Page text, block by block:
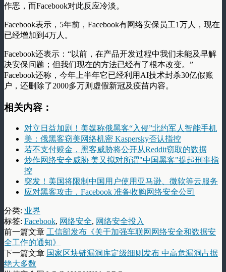
作恶，而Facebook对此反应冷淡。
Facebook表示，5年前，Facebook有网络安保员工1万人，现在
已经增加到4万人。
Facebook还表示：“以前，在产品开发过程中我们未能及早解
决安保问题；但我们现在的方法已经有了根本改变。”
Facebook还称，今年上半年它已经利用AI技术封杀30亿假账
户，还删除了2000多万则虚假新冠及疫苗内容。
相关内容：
对立日益加剧！美媒称俄黑客“入侵”北约军人智能手机
美：俄黑客窃美网络机密 Kaspersky否认指控
若不支付赎金，黑客威胁将公开从Reddit窃取的数据
炒作网络安全威胁 美又拟对所谓"中国黑客"提起刑事指
控
突发！美国将限制中国用户使用亚马逊、微软等云服务
应对黑客攻击，Facebook 准备收购网络安全公司
分类: 业界
标签: Facebook, 网络安全, 网络安全投入
前一篇文章 工信部发布《关于加强车联网网络安全和数据安
全工作的通知》
下一篇文章 国家区块链漏洞库定级细则发布 中高危漏洞占据
绝大多数